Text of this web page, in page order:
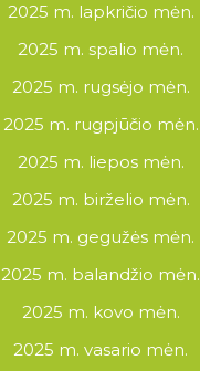
2025 m. lapkričio mėn.
2025 m. spalio mėn.
2025 m. rugsėjo mėn.
2025 m. rugpjūčio mėn.
2025 m. liepos mėn.
2025 m. birželio mėn.
2025 m. gegužės mėn.
2025 m. balandžio mėn.
2025 m. kovo mėn.
2025 m. vasario mėn.